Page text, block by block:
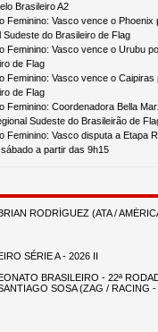
Brasileiro A2
Feminino: Vasco vence o Phoenix
do Brasileiro de Flag
Feminino: Vasco vence o Urubu
de Flag
Feminino: Vasco vence o Caipiras
de Flag
Feminino: Coordenadora Bella
Sudeste do Brasileirão de
Feminino: Vasco disputa a Etapa
a partir das 9h15